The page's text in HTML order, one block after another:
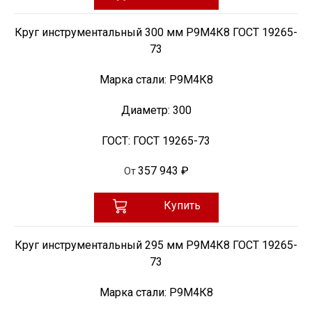
Круг инструментальный 300 мм Р9М4К8 ГОСТ 19265-
73
Марка стали: Р9М4К8
Диаметр: 300
ГОСТ: ГОСТ 19265-73
От 357 943 ₽
Купить
Круг инструментальный 295 мм Р9М4К8 ГОСТ 19265-
73
Марка стали: Р9М4К8